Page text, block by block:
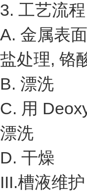
3. 工艺流程
A. 金属表
盐处理, 铬
B. 漂洗
C. 用
漂洗
D. 干燥
III.槽液维护